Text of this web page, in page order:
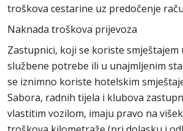
troškova cestarine uz predočenje
Naknada troškova prijevoza
Zastupnici, koji se koriste smještajem
službene potrebe ili u unajmljenim
se iznimno koriste hotelskim
Sabora, radnih tijela i klubova
vlastitim vozilom, imaju pravo na